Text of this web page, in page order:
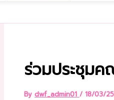
ร่วมประชุม
By dwf_admin01 / 18/03/